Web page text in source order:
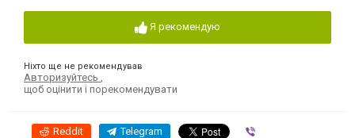
Я рекомендую
Ніхто ще не рекомендував
Авторизуйтесь
щоб оцінити і порекомендувати
Reddit Telegram